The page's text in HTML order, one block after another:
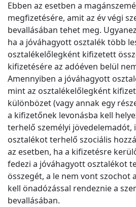
Ebben az esetben a
megfizetésére, amit az év végi
bevallásában tehet meg.
ha a jóváhagyott osztalék több
osztalékelőlegként kifizetett
kifizetésére az adóéven belül
Amennyiben a jóváhagyott
mint az osztalékelőlegként
különbözet (vagy annak egy
a kifizetőnek levonásba kell
terhelő személyi jövedelemadót,
osztalékot terhelő szociális
az esetben, ha a kifizetésre
fedezi a jóváhagyott osztalékot
összegét, a le nem vont szochot
kell önadózással rendeznie a
bevallásában.